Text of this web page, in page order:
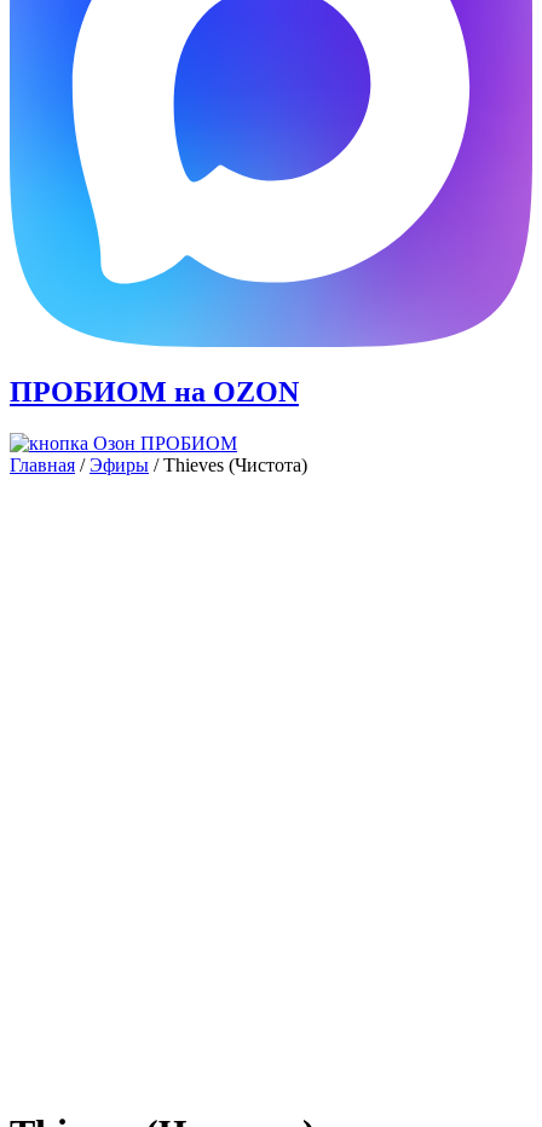
ПРОБИОМ на OZON
Главная /Эфиры / Thieves (Чистота)